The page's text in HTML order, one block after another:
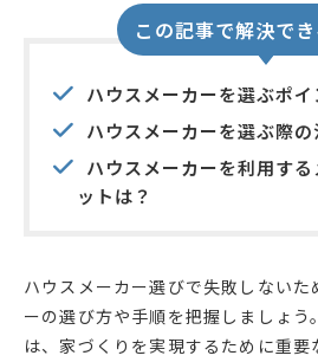
この記事で解決で
ハウスメーカーを選ぶポイ
ハウスメーカーを選ぶ際の
ハウスメーカーを利用す
ットは？
ハウスメーカー選びで失敗しないた
ーの選び方や手順を把握しましょう
は、家づくりを実現するために重要